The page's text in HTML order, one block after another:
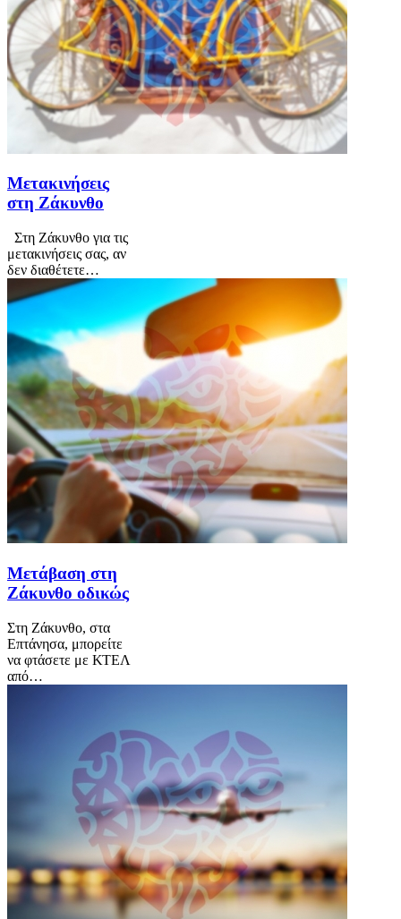
Μετακινήσεις
στη Ζάκυνθο
Στη Ζάκυνθο για τις
μετακινήσεις σας, αν
δεν διαθέτετε…
Μετάβαση στη
Ζάκυνθο οδικώς
Στη Ζάκυνθο, στα
Επτάνησα, μπορείτε
να φτάσετε με ΚΤΕΛ
από…